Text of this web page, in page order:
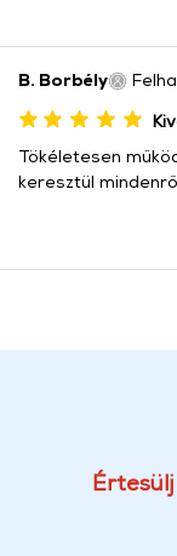
B. Borbély
Tökéletesen
keresztül